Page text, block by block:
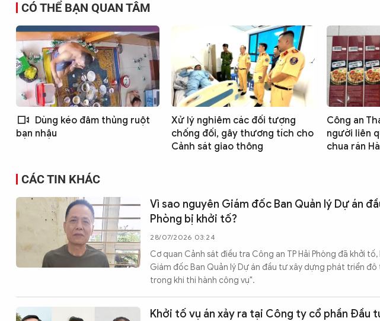
CÓ THỂ BẠN QUAN TÂM
Dùng kéo đâm thủng ruột
bạn nhậu
Xử lý nghiêm các đối tượng
chống đối, gây thương tích cho
Cảnh sát giao thông
Công an
người liên
chua rán
CÁC TIN KHÁC
Vì sao nguyên Giám đốc Ban Quản lý Dự án
Phòng bị khởi tố?
28/07/2026 03:24
Cơ quan Cảnh sát điều tra Công an TP Hải Phòng đã khởi
Giám đốc Ban Quản lý Dự án đầu tư xây dựng phát triển đô
trong khi thi hành công vụ".
Khởi tố vụ án xảy ra tại Công ty cổ phần Đầu